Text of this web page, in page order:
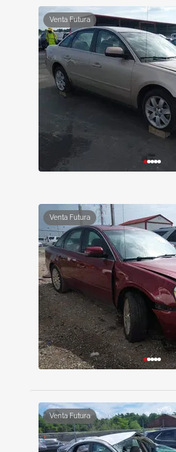
Venta Futura
Venta Futura
Venta Futura